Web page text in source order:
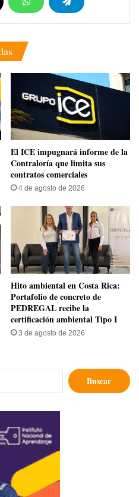
El ICE impugnará informe de la
Contraloría que limita sus
contratos comerciales
4 de agosto de 2026
Hito ambiental en Costa Rica:
Portafolio de concreto de
PEDREGAL recibe la
certificación ambiental Tipo I
3 de agosto de 2026
Buscar: